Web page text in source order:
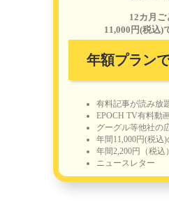
12カ月ご
11,000円(税込)
年額プラン
有料記事が読み放
EPOCH TV有料動
グーグル等他社の
年間11,000円(税込
年間2,200円（税
ニュースレター